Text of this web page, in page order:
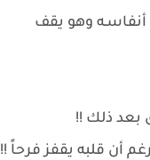
وهو يقف
بعد ذلك !!
أن قلبه يقفز فرحاً !!